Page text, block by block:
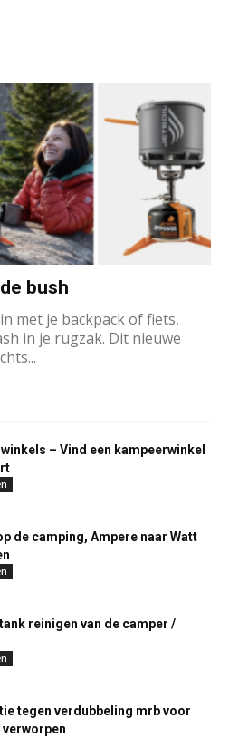
bush
met je backpack of fiets,
in je rugzak. Dit nieuwe
– Vind een kampeerwinkel
de camping, Ampere naar Watt
reinigen van de camper /
tegen verdubbeling mrb voor